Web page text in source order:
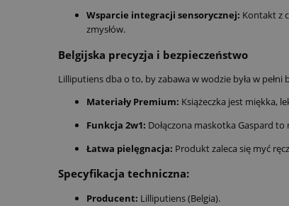
Wsparcie integracji sensorycznej: Kontakt z
zmysłów.
Belgijska precyzja i bezpieczeństwo
Lilliputiens dba o to, by zabawa w wodzie była w pełni
Materiały Premium: Książeczka jest miękka,
Funkcja 2w1: Dołączona maskotka Gaspard
Łatwa pielęgnacja: Produkt zaleca się myć
Specyfikacja techniczna:
Producent: Lilliputiens (Belgia).